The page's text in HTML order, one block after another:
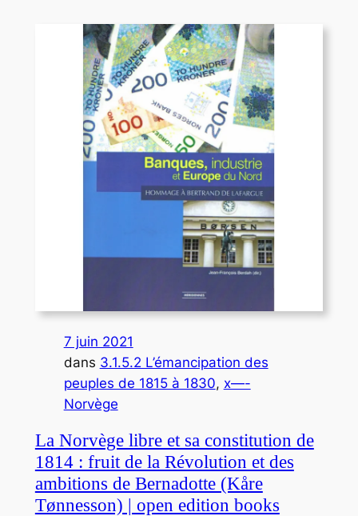
7 juin 2021
dans 3.1.5.2 L’émancipation des
peuples de 1815 à 1830, x—-
Norvège
La Norvège libre et sa constitution de
1814 : fruit de la Révolution et des
ambitions de Bernadotte (Kåre
Tønnesson) | open edition books